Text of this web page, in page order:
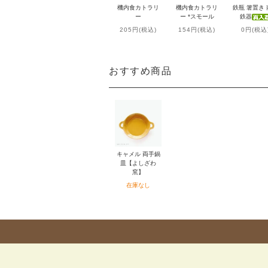
機内食カトラリ
ー
205円(税込)
機内食カトラリ
ー *スモール
154円(税込)
鉄瓶 箸置き
鉄器
0円(税
おすすめ商品
キャメル 両手鍋
皿【よしざわ
窯】
在庫なし